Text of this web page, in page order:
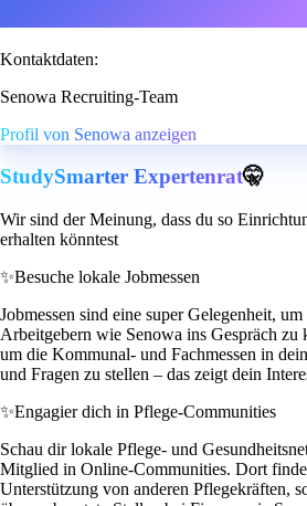
Kontaktdaten:
Senowa Recruiting-Team
Profil von Senowa anzeigen
StudySmarter Expertenrat🤫
Wir sind der Meinung, dass du so
erhalten könntest
✨Besuche lokale Jobmessen
Jobmessen sind eine super Gelegenheit,
Arbeitgebern wie Senowa ins Gespräch
um die Kommunal- und Fachmessen in
und Fragen zu stellen – das zeigt dein
✨Engagier dich in Pflege-Communities
Schau dir lokale Pflege- und
Mitglied in Online-Communities. Dort
Unterstützung von anderen Pflegekräften,